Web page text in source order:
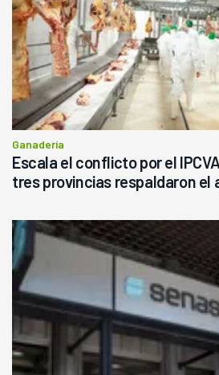
Ganadería
Escala el conflicto por el
tres provincias respaldaron el